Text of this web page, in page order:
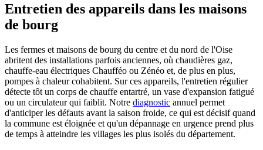
Entretien des appareils dans les maisons
de bourg
Les fermes et maisons de bourg du centre et du nord de l'Oise
abritent des installations parfois anciennes, où chaudières gaz,
chauffe-eau électriques Chaufféo ou Zénéo et, de plus en plus,
pompes à chaleur cohabitent. Sur ces appareils, l'entretien régulier
détecte tôt un corps de chauffe entartré, un vase d'expansion fatigué
ou un circulateur qui faiblit. Notre diagnostic annuel permet
d'anticiper les défauts avant la saison froide, ce qui est décisif quand
la commune est éloignée et qu'un dépannage en urgence prend plus
de temps à atteindre les villages les plus isolés du département.